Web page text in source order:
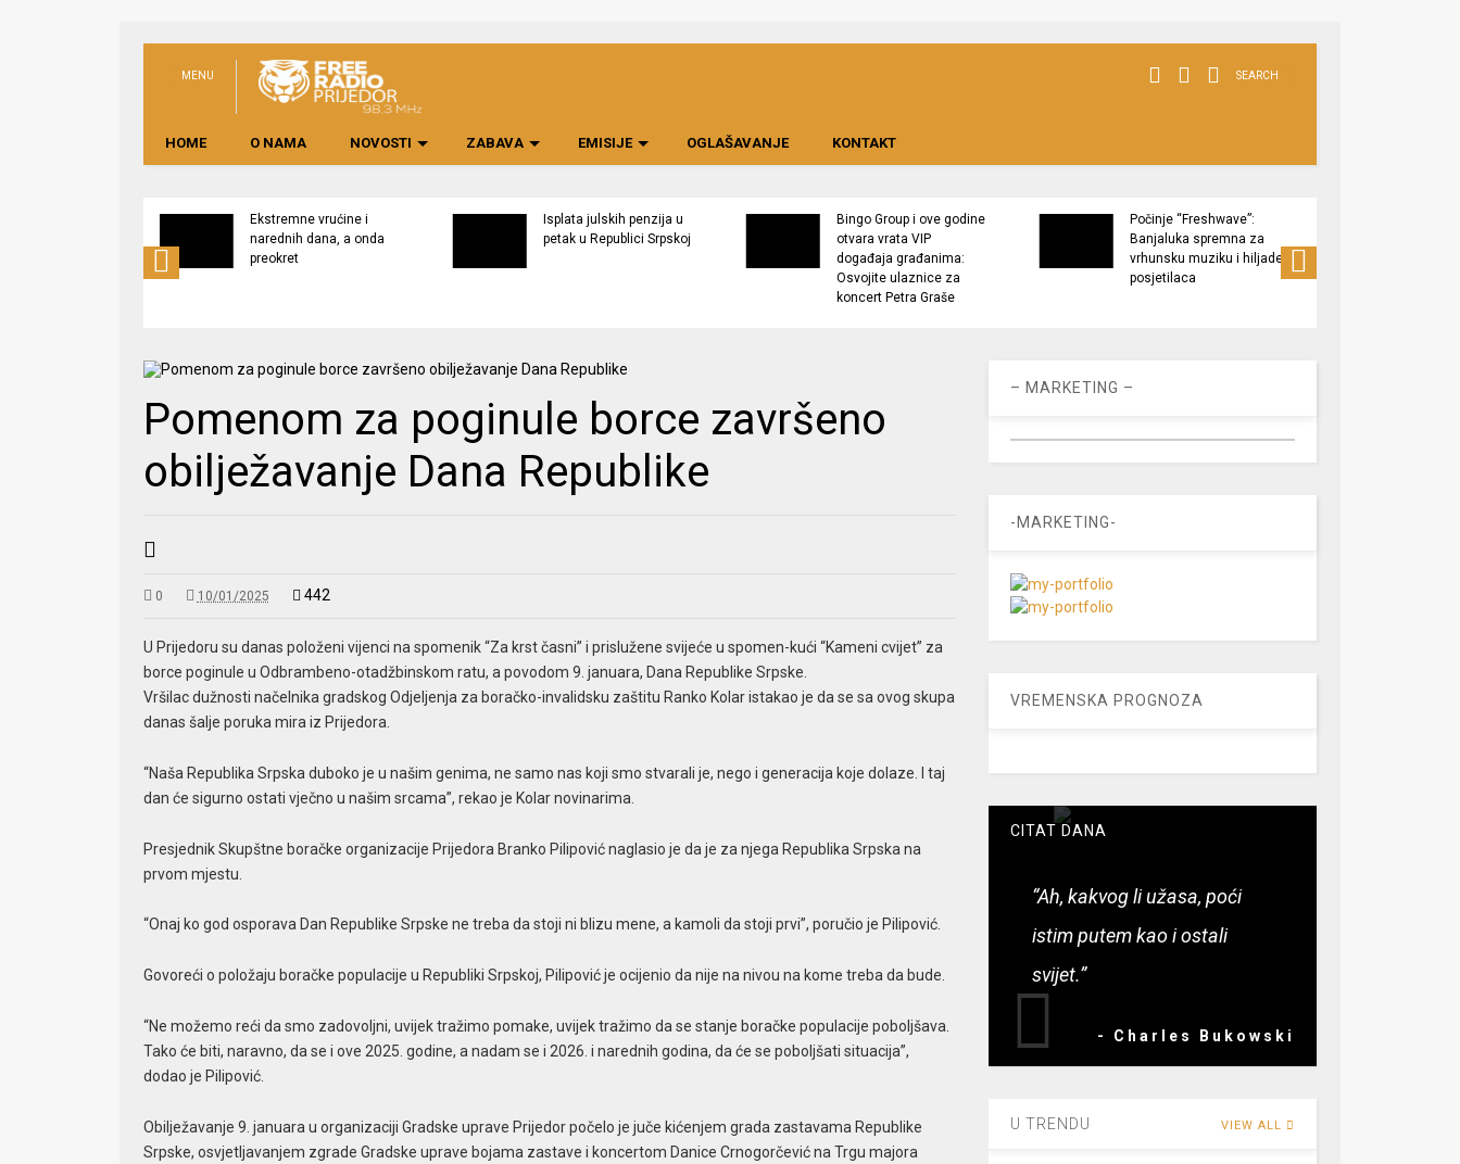
MENU SEARCH
HOME O NAMA NOVOSTI ZABAVA EMISIJE OGLAŠAVANJE KONTAKT
Ekstremne vrućine i
narednih dana, a onda
preokret
Isplata julskih penzija u
petak u Republici Srpskoj
Bingo Group i ove godine
otvara vrata VIP
događaja građanima:
Osvojite ulaznice za
koncert Petra Graše
Počinje “Freshwave”:
Banjaluka spremna za
vrhunsku muziku i hiljade
posjetilaca
Pomenom za poginule borce završeno
obilježavanje Dana Republike
0 10/01/2025 442
U Prijedoru su danas položeni vijenci na spomenik “Za krst časni” i prislužene svijeće u spomen-kući “Kameni cvijet” za
borce poginule u Odbrambeno-otadžbinskom ratu, a povodom 9. januara, Dana Republike Srpske.
Vršilac dužnosti načelnika gradskog Odjeljenja za boračko-invalidsku zaštitu Ranko Kolar istakao je da se sa ovog skupa
danas šalje poruka mira iz Prijedora.
“Naša Republika Srpska duboko je u našim genima, ne samo nas koji smo stvarali je, nego i generacija koje dolaze. I taj
dan će sigurno ostati vječno u našim srcama”, rekao je Kolar novinarima.
Presjednik Skupštne boračke organizacije Prijedora Branko Pilipović naglasio je da je za njega Republika Srpska na
prvom mjestu.
“Onaj ko god osporava Dan Republike Srpske ne treba da stoji ni blizu mene, a kamoli da stoji prvi”, poručio je Pilipović.
Govoreći o položaju boračke populacije u Republiki Srpskoj, Pilipović je ocijenio da nije na nivou na kome treba da bude.
“Ne možemo reći da smo zadovoljni, uvijek tražimo pomake, uvijek tražimo da se stanje boračke populacije poboljšava.
Tako će biti, naravno, da se i ove 2025. godine, a nadam se i 2026. i narednih godina, da će se poboljšati situacija”,
dodao je Pilipović.
Obilježavanje 9. januara u organizaciji Gradske uprave Prijedor počelo je juče kićenjem grada zastavama Republike
Srpske, osvjetljavanjem zgrade Gradske uprave bojama zastave i koncertom Danice Crnogorčević na Trgu majora
– MARKETING –
-MARKETING-
VREMENSKA PROGNOZA
CITAT DANA
“Ah, kakvog li užasa, poći
istim putem kao i ostali
svijet.”
- Charles Bukowski
U TRENDU VIEW ALL